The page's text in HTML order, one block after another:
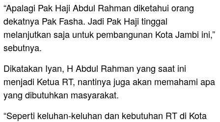
“Apalagi Pak Haji Abdul Rahman diketahui orang
dekatnya Pak Fasha. Jadi Pak Haji tinggal
melanjutkan saja untuk pembangunan Kota Jambi ini,”
sebutnya.
Dikatakan Iyan, H Abdul Rahman yang saat ini
menjadi Ketua RT, nantinya juga akan memahami apa
yang dibutuhkan masyarakat.
“Seperti keluhan-keluhan dan kebutuhan RT di Kota